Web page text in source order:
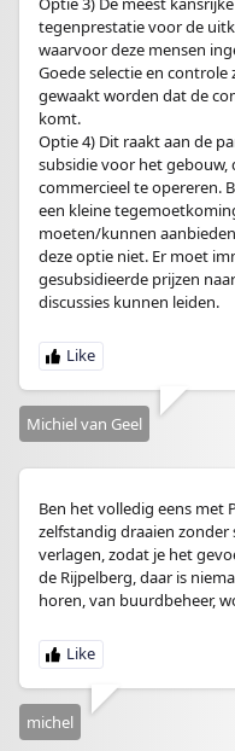
tegenprestatie voor de
waarvoor deze mensen
Goede selectie en
gewaakt worden dat de
komt.
Optie 4) Dit raakt aan de
subsidie voor het
commercieel te opereren.
een kleine
moeten/kunnen
deze optie niet. Er moet
gesubsidieerde prijzen
discussies kunnen leiden.
Michiel van Geel
Ben het volledig eens met
zelfstandig draaien zonder
verlagen, zodat je het
de Rijpelberg, daar is
horen, van buurdbeheer,
michel